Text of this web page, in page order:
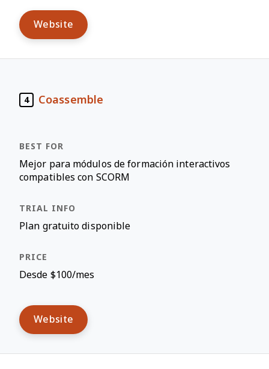
Website
4 Coassemble
Mejor para módulos de formación interactivos
compatibles con SCORM
Plan gratuito disponible
Desde $100/mes
Website